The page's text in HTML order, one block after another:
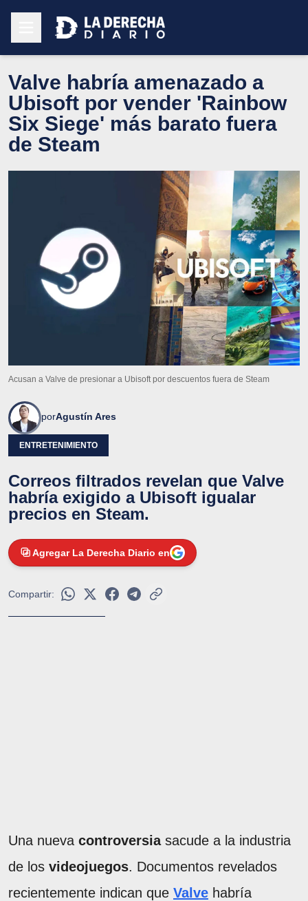
Valve habría amenazado a
Ubisoft por vender 'Rainbow
Six Siege' más barato fuera
de Steam
Acusan a Valve de presionar a Ubisoft por descuentos fuera de Steam
porAgustín Ares
ENTRETENIMIENTO
Correos filtrados revelan que Valve
habría exigido a Ubisoft igualar
precios en Steam.
Agregar La Derecha Diario en
Compartir:
Una nueva controversia sacude a la industria
de los videojuegos. Documentos revelados
recientemente indican que Valve habría